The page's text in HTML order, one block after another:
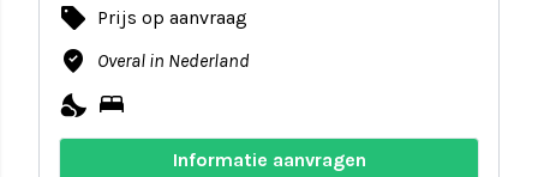
local_offer Prijs op aanvraag
where_to_vote Overal in Nederland
nights_stay bed
Informatie aanvragen